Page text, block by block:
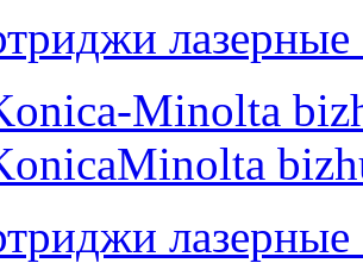
Minolta